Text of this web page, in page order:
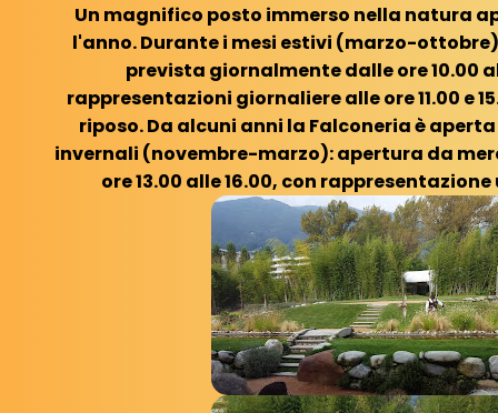
Un magnifico posto immerso nella natura
l'anno. Durante i mesi estivi (marzo-
prevista giornalmente dalle ore 10.00
rappresentazioni giornaliere alle ore 11.00 e
riposo. Da alcuni anni la Falconeria è
invernali (novembre-marzo): apertura da
ore 13.00 alle 16.00, con rappresentazione